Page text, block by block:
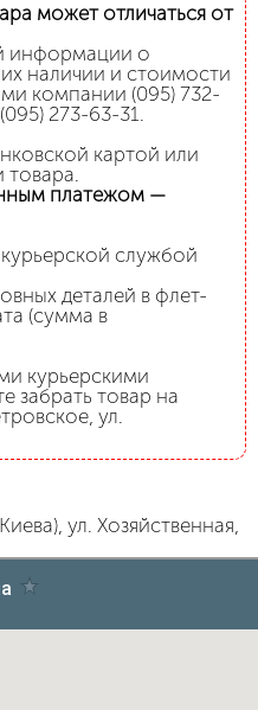
может отличаться от
информации о
наличии и стоимости
компании (095) 732-
273-63-31.
картой или
товара.
платежом —
службой
деталей в флет-
(сумма в
курьерскими
забрать товар на
ул.
ул. Хозяйственная,